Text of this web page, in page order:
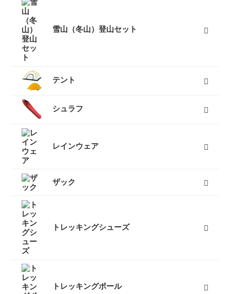
富士山登山向けセット
キャンプセット
登山セット
フェスセット
スノースポーツセット
スノーギアセット
屋久島向けセット
ツーリングセット
レジャーセット
すべて
雪山（冬山）登山セット
テント
キャンプテント
山岳テント
ツーリングテント
タープ
テントマット
スノーフライ
ツェルト
テントアイテム
すべて シュラフ
オールシーズンシュラフ（冬用寝袋）
３シーズンシュラフ（春秋用寝袋）
夏用シュラフ（夏用寝袋）
マット
コット
ピロー
シュラフカバー
インナーシーツ
小物
すべて
レインウェア
レディースレインウェア
メンズレインウェア
キッズレインウェア
ポンチョ
アンブレラ（傘）
すべて ザック
50L以上ザック
50L未満ザック（レディース）
50L未満ザック（メンズ）
キッズ用ザック
ベビーキャリア
ザックカバー
バックカントリーザック
トラベルバッグ
すべて
トレッキングシューズ
レディーストレッキングシューズ
メンズトレッキングシューズ
キッズトレッキングシューズ
沢靴
スノーブーツ（雪山登山靴）
トレッキングソックス
すべて
トレッキングポール